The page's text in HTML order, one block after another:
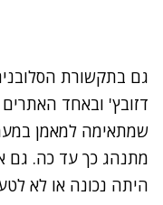
גם בתקשורת
דזובץ' ובאחד
שמתאימה למאמן
מתנהג כך עד כה. גם
היתה נכונה או לא